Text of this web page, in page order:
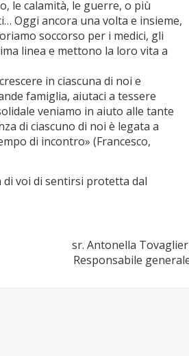
le calamità, le guerre, o più
Oggi ancora una volta e insieme,
soccorso per i medici, gli
linea e mettono la loro vita a
in ciascuna di noi e
famiglia, aiutaci a tessere
veniamo in aiuto alle tante
di ciascuno di noi è legata a
di incontro» (Francesco,
voi di sentirsi protetta dal
sr. Antonella
Responsabile